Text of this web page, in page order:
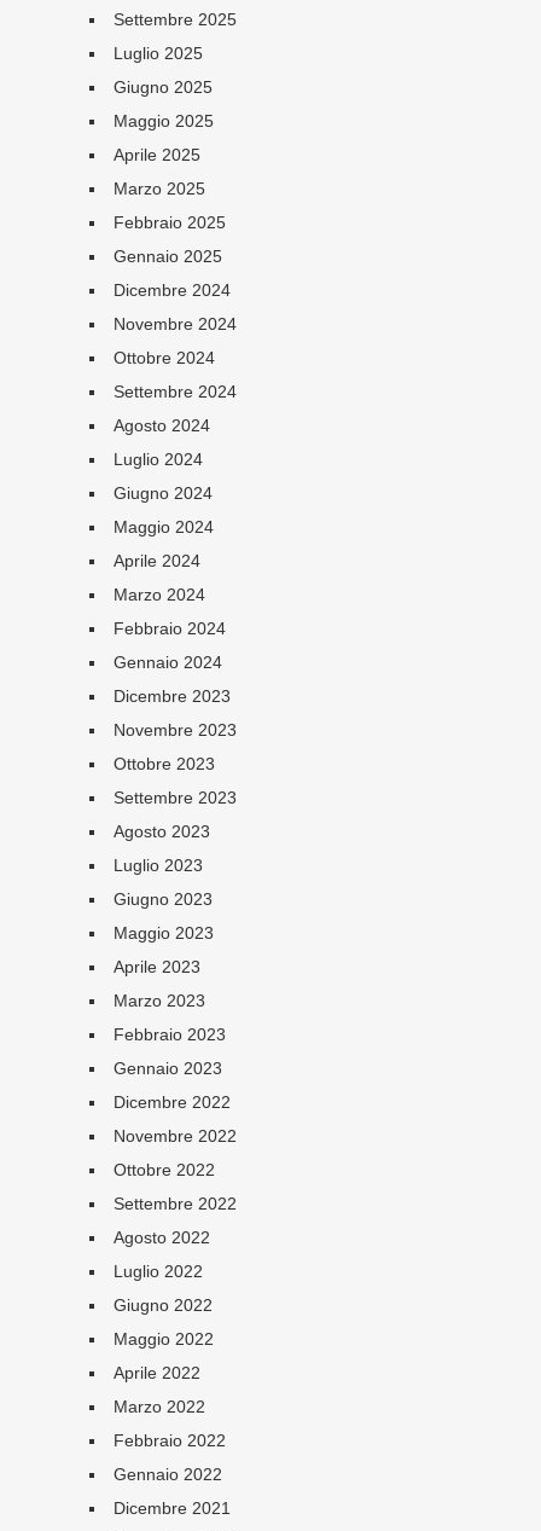
Settembre 2025
Luglio 2025
Giugno 2025
Maggio 2025
Aprile 2025
Marzo 2025
Febbraio 2025
Gennaio 2025
Dicembre 2024
Novembre 2024
Ottobre 2024
Settembre 2024
Agosto 2024
Luglio 2024
Giugno 2024
Maggio 2024
Aprile 2024
Marzo 2024
Febbraio 2024
Gennaio 2024
Dicembre 2023
Novembre 2023
Ottobre 2023
Settembre 2023
Agosto 2023
Luglio 2023
Giugno 2023
Maggio 2023
Aprile 2023
Marzo 2023
Febbraio 2023
Gennaio 2023
Dicembre 2022
Novembre 2022
Ottobre 2022
Settembre 2022
Agosto 2022
Luglio 2022
Giugno 2022
Maggio 2022
Aprile 2022
Marzo 2022
Febbraio 2022
Gennaio 2022
Dicembre 2021